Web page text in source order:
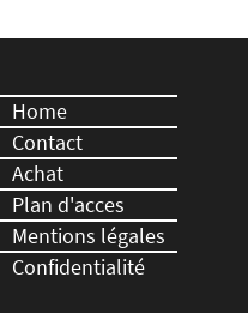
Home
Contact
Achat
Plan d'acces
Mentions légales
Confidentialité